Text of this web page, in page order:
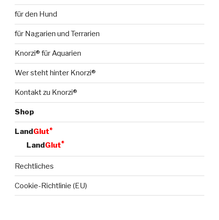
für den Hund
für Nagarien und Terrarien
Knorzi® für Aquarien
Wer steht hinter Knorzi®
Kontakt zu Knorzi®
Shop
LandGlut®
LandGlut®
Rechtliches
Cookie-Richtlinie (EU)